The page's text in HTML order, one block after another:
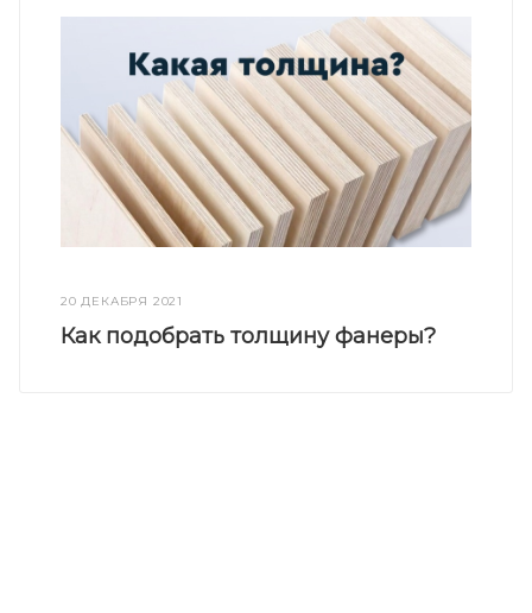
20 ДЕКАБРЯ 2021
Как подобрать толщину фанеры?